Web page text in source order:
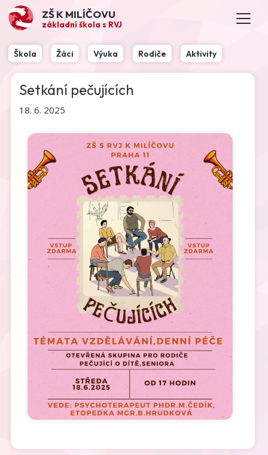
ZŠ K MILÍČOVU
základní škola s RVJ
Škola Žáci Výuka Rodiče Aktivity
Setkání pečujících
18. 6. 2025